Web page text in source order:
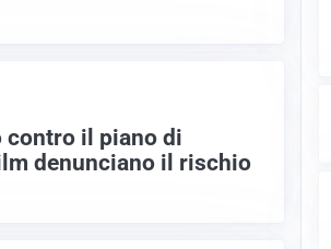
contro il piano di
denunciano il rischio